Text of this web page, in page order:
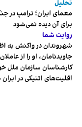
تحلیل
معمای ایران؛ ترامپ در
برای آن دیده نمی‌شود
روایت شما
شهروندان در واکنش به
جاویدنامان، او را از
کارشناسان سازمان ملل
اقلیت‌های اتنیکی در